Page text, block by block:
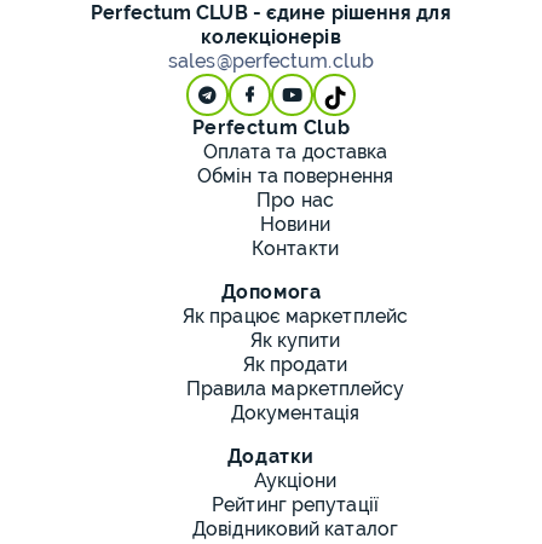
Perfectum CLUB - єдине рішення для
колекціонерів
sales@perfectum.club
Perfectum Club
Оплата та доставка
Обмін та повернення
Про нас
Новини
Контакти
Допомога
Як працює маркетплейс
Як купити
Як продати
Правила маркетплейсу
Документація
Додатки
Аукціони
Рейтинг репутації
Довідниковий каталог